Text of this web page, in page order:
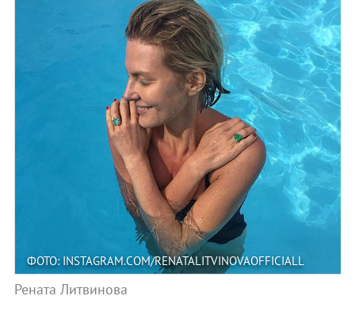
ФОТО: INSTAGRAM.COM/RENATALITVINOVAOFFICIALL
Рената Литвинова